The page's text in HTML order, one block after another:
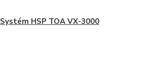
Systém HSP TOA VX-3000